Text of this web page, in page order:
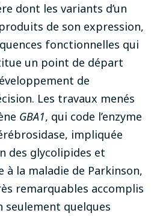
dont les variants d’un
de son expression,
fonctionnelles qui
un point de départ
de
Les travaux menés
GBA1, qui code l’enzyme
impliquée
des glycolipides et
la maladie de Parkinson,
remarquables accomplis
quelques